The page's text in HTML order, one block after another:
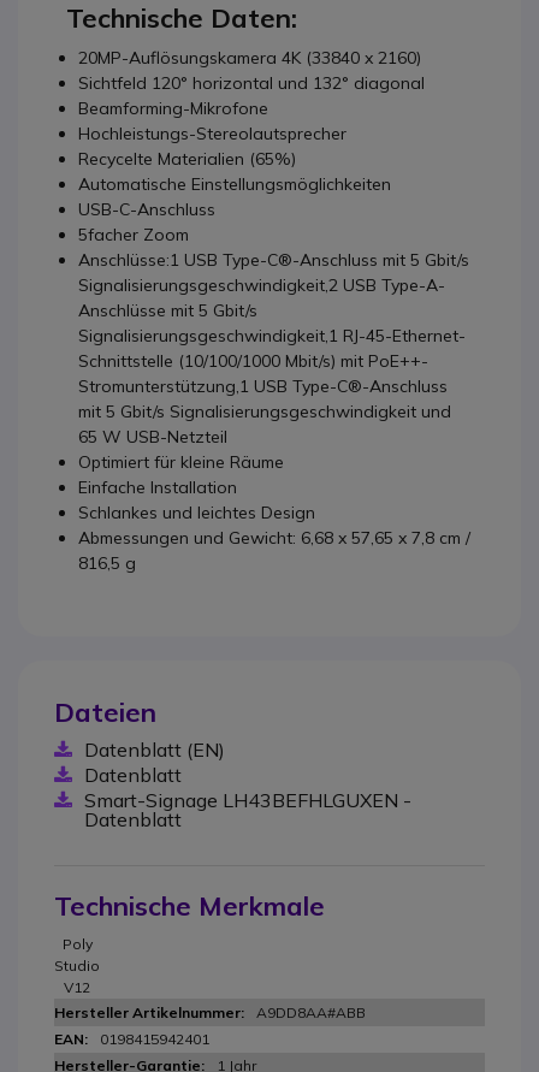
Technische Daten:
20MP-Auflösungskamera 4K (33840 x 2160)
Sichtfeld 120° horizontal und 132° diagonal
Beamforming-Mikrofone
Hochleistungs-Stereolautsprecher
Recycelte Materialien (65%)
Automatische Einstellungsmöglichkeiten
USB-C-Anschluss
5facher Zoom
Anschlüsse:1 USB Type-C®-Anschluss mit 5 Gbit/s
Signalisierungsgeschwindigkeit,2 USB Type-A-
Anschlüsse mit 5 Gbit/s
Signalisierungsgeschwindigkeit,1 RJ-45-Ethernet-
Schnittstelle (10/100/1000 Mbit/s) mit PoE++-
Stromunterstützung,1 USB Type-C®-Anschluss
mit 5 Gbit/s Signalisierungsgeschwindigkeit und
65 W USB-Netzteil
Optimiert für kleine Räume
Einfache Installation
Schlankes und leichtes Design
Abmessungen und Gewicht: 6,68 x 57,65 x 7,8 cm /
816,5 g
Dateien
Datenblatt (EN)
Datenblatt
Smart-Signage LH43BEFHLGUXEN -
Datenblatt
Technische Merkmale
Poly
Studio
V12
A9DD8AA#ABB
0198415942401
1 Jahr